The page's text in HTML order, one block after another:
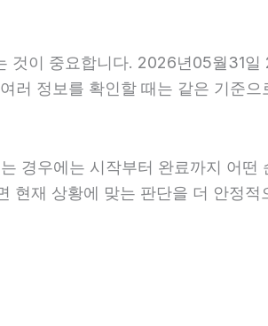
것이 중요합니다. 2026년05월31
정보를 확인할 때는 같은 기준
경우에는 시작부터 완료까지 어
재 상황에 맞는 판단을 더 안정적